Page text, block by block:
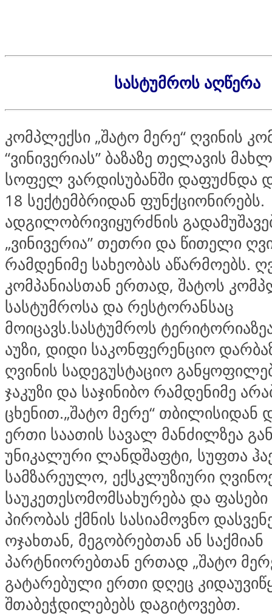
სასტუმროს აღწერა
კომპლექსი „შატო მერე“ ღვინის
“ვინივერიას” ბაზაზე თელავის
სოფელ ვარდისუბანში დაფუძნდა
18 სექტემბრიდან ფუნქციონირებს.
ადგილობრივიყურძნის
„ვინივერია” თეთრი და წითელი
რამდენიმე სახეობას აწარმოებს.
კომპანიასთან ერთად, შატოს
სასტუმროსა და რესტორანსაც
მოიცავს.სასტუმროს
აუზი, დიდი საკონფერენციო
ღვინის სადეგუსტაციო
ჯაკუზი და საჯინიბო რამდენიმე
ცხენით.„შატო მერე“ თბილისიდან
ერთი საათის სავალ მანძილზეა
უნიკალური ლანდშაფტი, სუფთა
სამზარეულო, ექსკლუზიური
საუკეთესომომსახურება და
პირობას ქმნის სასიამოვნო
ოჯახთან, მეგობრებთან ან საქმიან
პარტნიორებთან ერთად „შატო
გატარებული ერთი დღეც
შთაბეჭდილებებს დაგიტოვებთ.